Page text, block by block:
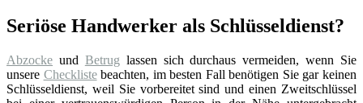
Seriöse Handwerker als Schlüsseldienst?
Abzocke und Betrug lassen sich durchaus vermeiden, wenn Sie
unsere Checklistebeachten, im besten Fall benötigen Sie gar keinen
Schlüsseldienst, weil Sie vorbereitet sind und einen Zweitschlüssel